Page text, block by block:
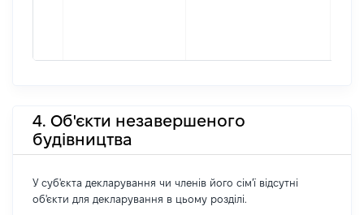
4. Об'єкти незавершеного
будівництва
У суб'єкта декларування чи членів його сім'ї відсутні
об'єкти для декларування в цьому розділі.